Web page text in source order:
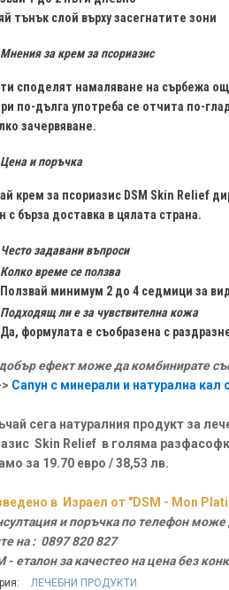
тънък слой върху засегнатите зони
Мнения за крем за псориазис
споделят намаляване на сърбежа
по-дълга употреба се отчита по-
зачервяване.
Цена и поръчка
крем за псориазис DSM Skin Relief
с бърза доставка в цялата страна.
Често задавани въпроси
Колко време се ползва
Ползвай минимум 2 до 4 седмици за
Подходящ ли е за чувствителна кожа
Да, формулата е съобразена с
ефект може да комбинирате
Сапун с минерали и натурална кал
сега натуралния продукт за
Skin Relief в голяма
за 19.70 евро / 38,53 лв.
в Израел от "DSM - Mon
и поръчка по телефон може
на : 0897 820 827
- еталон за качестео на цена без
ЛЕЧЕБНИ ПРОДУКТИ